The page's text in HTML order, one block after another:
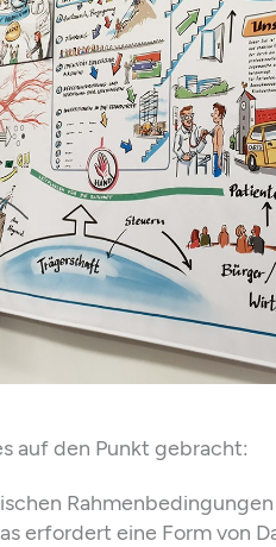
auf den Punkt gebracht:
erfordert eine Form von